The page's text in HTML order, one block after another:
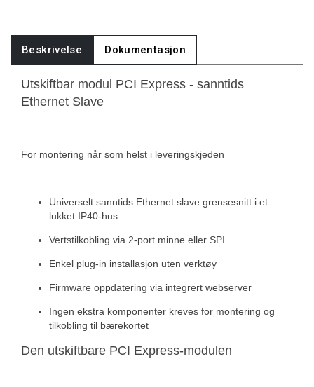
Beskrivelse Dokumentasjon
Utskiftbar modul PCI Express - sanntids
Ethernet Slave
For montering når som helst i leveringskjeden
Universelt sanntids Ethernet slave grensesnitt i et
lukket IP40-hus
Vertstilkobling via 2-port minne eller SPI
Enkel plug-in installasjon uten verktøy
Firmware oppdatering via integrert webserver
Ingen ekstra komponenter kreves for montering og
tilkobling til bærekortet
Den utskiftbare PCI Express-modulen